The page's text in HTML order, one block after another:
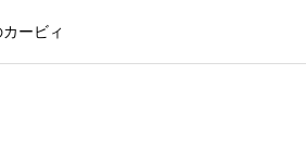
ービィ